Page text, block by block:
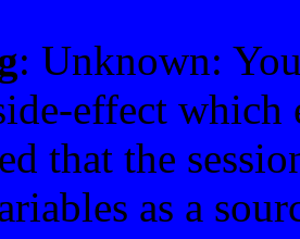
: Unknown:
effect
that the
as a